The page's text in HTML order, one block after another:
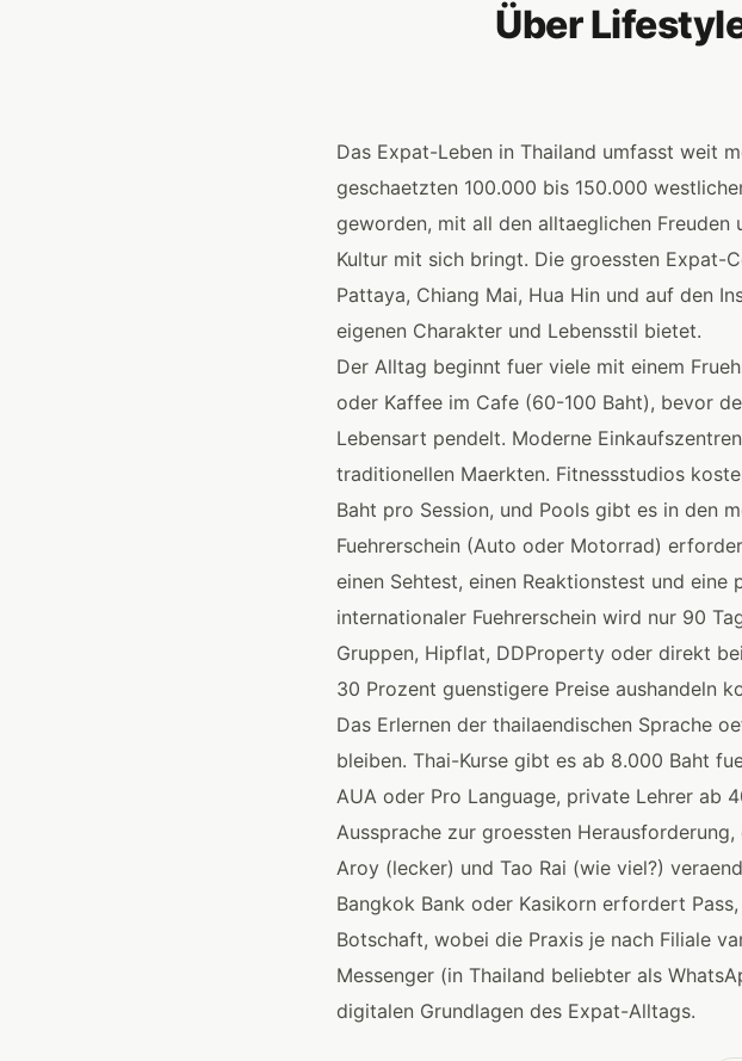
Über
Das Expat-Leben in Thailand umfasst weit
geschaetzten 100.000 bis 150.000
geworden, mit all den alltaeglichen Freuden
Kultur mit sich bringt. Die groessten Expat-
Pattaya, Chiang Mai, Hua Hin und auf den
eigenen Charakter und Lebensstil bietet.
Der Alltag beginnt fuer viele mit einem
oder Kaffee im Cafe (60-100 Baht), bevor
Lebensart pendelt. Moderne
traditionellen Maerkten. Fitnessstudios
Baht pro Session, und Pools gibt es in den
Fuehrerschein (Auto oder Motorrad)
einen Sehtest, einen Reaktionstest und
internationaler Fuehrerschein wird nur 90
Gruppen, Hipflat, DDProperty oder direkt
30 Prozent guenstigere Preise aushandeln
Das Erlernen der thailaendischen Sprache
bleiben. Thai-Kurse gibt es ab 8.000 Baht
AUA oder Pro Language, private Lehrer ab
Aussprache zur groessten
Aroy (lecker) und Tao Rai (wie viel?)
Bangkok Bank oder Kasikorn erfordert
Botschaft, wobei die Praxis je nach Filiale
Messenger (in Thailand beliebter als
digitalen Grundlagen des Expat-Alltags.